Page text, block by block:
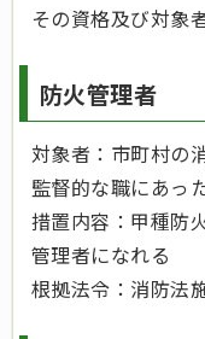
その資格及び対象
防火管理者
対象者：市町村の
監督的な職にあっ
措置内容：甲種防
管理者になれる
根拠法令：消防法